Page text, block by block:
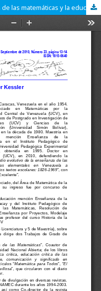
Senderos, caminos y encrucijadas de las matemáticas y la educación matemática en Venezuela